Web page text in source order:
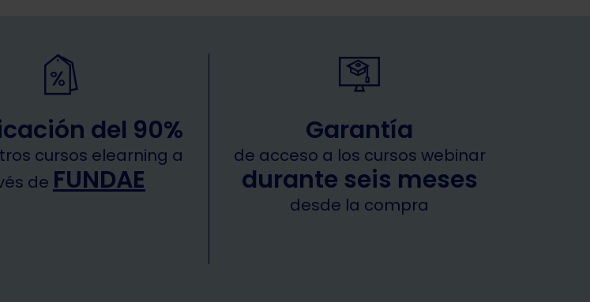
del 90%
cursos elearning a
de FUNDAE
Garantía
de acceso a los cursos webinar
durante seis meses
desde la compra